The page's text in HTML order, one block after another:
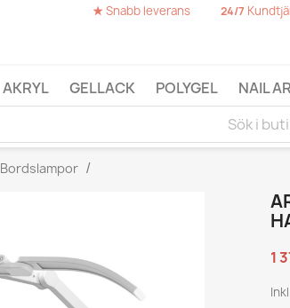
★Snabb leverans 24/7
AKRYL GELLACK POLYGEL NAIL
Bordslampor
1